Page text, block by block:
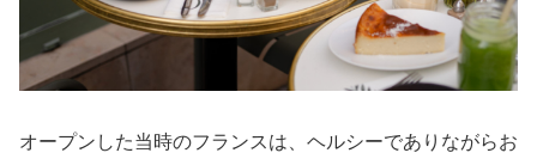
オープンした当時のフランスは、ヘルシーでありながらお